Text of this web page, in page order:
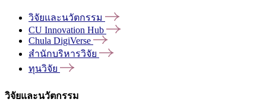
วิจัยและนวัตกรรม
CU Innovation Hub
Chula DigiVerse
สำนักบริหารวิจัย
ทุนวิจัย
วิจัยและนวัตกรรม